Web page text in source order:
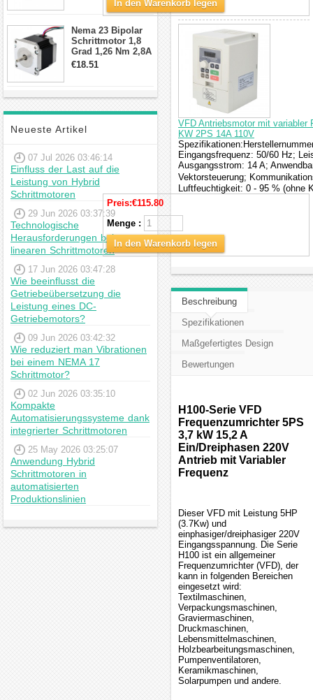
Getriebe
Nema 23 Bipolar
Schrittmotor 1,8
Grad 1,26 Nm 2,8A
2,5V 4 Drähte
€18.51
Neueste Artikel
07 Jul 2026 03:46:14
Einfluss der Last auf die
Leistung von Hybrid
Schrittmotoren
29 Jun 2026 03:37:39
Technologische
Herausforderungen bei
linearen Schrittmotoren
17 Jun 2026 03:47:28
Wie beeinflusst die
Getriebeübersetzung die
Leistung eines DC-
Getriebemotors?
09 Jun 2026 03:42:32
Wie reduziert man Vibrationen
bei einem NEMA 17
Schrittmotor?
02 Jun 2026 03:35:10
Kompakte
Automatisierungssysteme dank
integrierter Schrittmotoren
25 May 2026 03:25:07
Anwendung Hybrid
Schrittmotoren in
automatisierten
Produktionslinien
In den Warenkorb legen
VFD Antriebsmotor mit variabler
KW 2PS 14A 110V
Eingangsfrequenz: 50/60 Hz;
Ausgangsstrom: 14 A;
Vektorsteuerung;
Luftfeuchtigkeit: 0 - 95 % (ohne
Preis:€115.80
Menge :
In den Warenkorb legen
Beschreibung
Spezifikationen
Maßgefertigtes Design
Bewertungen
H100-Serie VFD
Frequenzumrichter 5PS
3,7 kW 15,2 A
Ein/Dreiphasen 220V
Antrieb mit Variabler
Frequenz
Dieser VFD mit Leistung 5HP
(3.7Kw) und
einphasiger/dreiphasiger 220V
Eingangsspannung. Die Serie
H100 ist ein allgemeiner
Frequenzumrichter (VFD), der
kann in folgenden Bereichen
eingesetzt wird:
Textilmaschinen,
Verpackungsmaschinen,
Graviermaschinen,
Druckmaschinen,
Lebensmittelmaschinen,
Holzbearbeitungsmaschinen,
Pumpenventilatoren,
Keramikmaschinen,
Solarpumpen und andere.